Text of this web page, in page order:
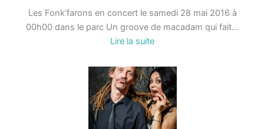
Les Fonk’farons en concert le samedi 28 mai 2016 à
00h00 dans le parc Un groove de macadam qui fait…
Lire la suite: